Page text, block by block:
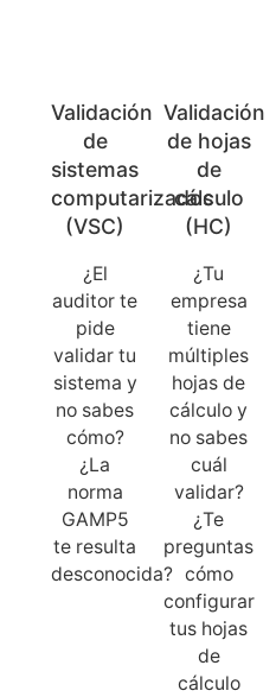
Validación
de
sistemas
computarizados
(VSC)
¿El
auditor te
pide
validar tu
sistema y
no sabes
cómo?
¿La
norma
GAMP5
te resulta
desconocida?
Validación
de hojas
de
cálculo
(HC)
¿Tu
empresa
tiene
múltiples
hojas de
cálculo y
no sabes
cuál
validar?
¿Te
preguntas
cómo
configurar
tus hojas
de
cálculo